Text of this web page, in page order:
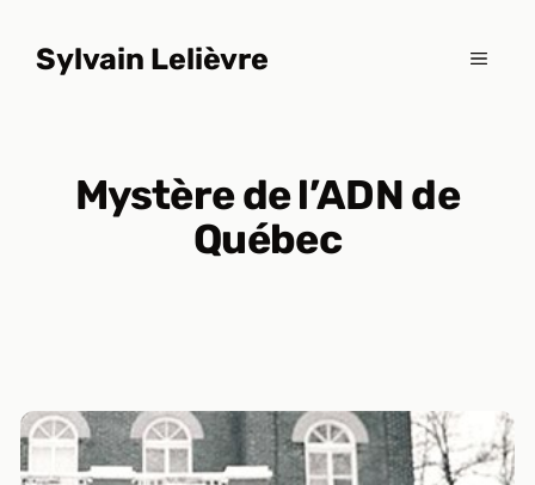
contenuSylvain Lelièvre MENU
Mystère de l’ADN de
Québec